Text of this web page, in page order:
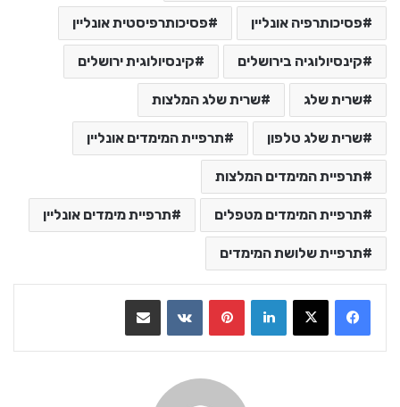
פסיכותרפיה אונליין פסיכותרפיסטית אונליין
קינסיולוגיה בירושלים קינסיולוגית ירושלים
שרית שלג שרית שלג המלצות
שרית שלג טלפון תרפיית המימדים אונליין
תרפיית המימדים המלצות
תרפיית המימדים מטפלים תרפיית מימדים אונליין
תרפיית שלושת המימדים
LinkedIn
Pinterest
VKontakteשתף בדואר אלקטרוני